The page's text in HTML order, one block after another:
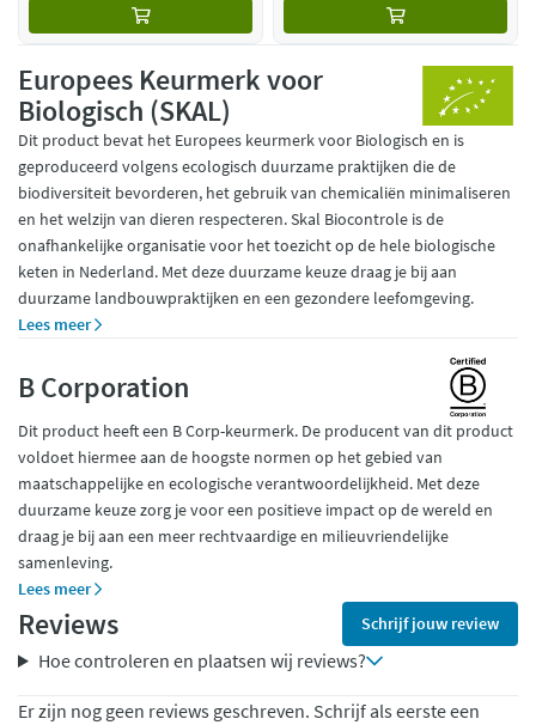
Europees Keurmerk voor
Biologisch (SKAL)
Dit product bevat het Europees keurmerk voor Biologisch en is
geproduceerd volgens ecologisch duurzame praktijken die de
biodiversiteit bevorderen, het gebruik van chemicaliën minimaliseren
en het welzijn van dieren respecteren. Skal Biocontrole is de
onafhankelijke organisatie voor het toezicht op de hele biologische
keten in Nederland. Met deze duurzame keuze draag je bij aan
duurzame landbouwpraktijken en een gezondere leefomgeving.
Lees meer
B Corporation
Dit product heeft een B Corp-keurmerk. De producent van dit product
voldoet hiermee aan de hoogste normen op het gebied van
maatschappelijke en ecologische verantwoordelijkheid. Met deze
duurzame keuze zorg je voor een positieve impact op de wereld en
draag je bij aan een meer rechtvaardige en milieuvriendelijke
samenleving.
Lees meer
Reviews Schrijf jouw review
Hoe controleren en plaatsen wij reviews?
Er zijn nog geen reviews geschreven. Schrijf als eerste een